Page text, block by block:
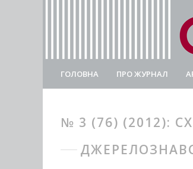
ГОЛОВНА ПРО ЖУРНАЛ
№ 3 (76) (2012):